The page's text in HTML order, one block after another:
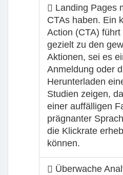
Landing Pages
CTAs haben. Ein
Action (CTA)
gezielt zu den
Aktionen, sei es
Anmeldung oder
Herunterladen
Studien zeigen,
einer auffälligen
prägnanter
die Klickrate
können.
Überwache